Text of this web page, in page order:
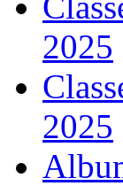
2025
2025